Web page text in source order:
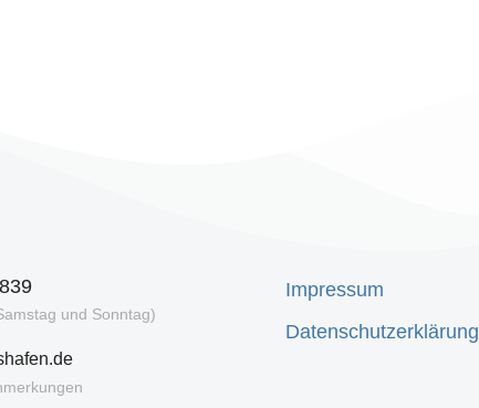
und Sonntag)
Impressum
Datenschutzerklärung